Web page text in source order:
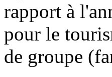
rapport à
pour le
de groupe